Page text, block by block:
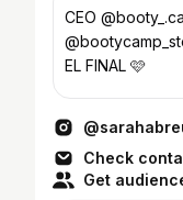
CEO
EL FINAL 🩷
Check
Get